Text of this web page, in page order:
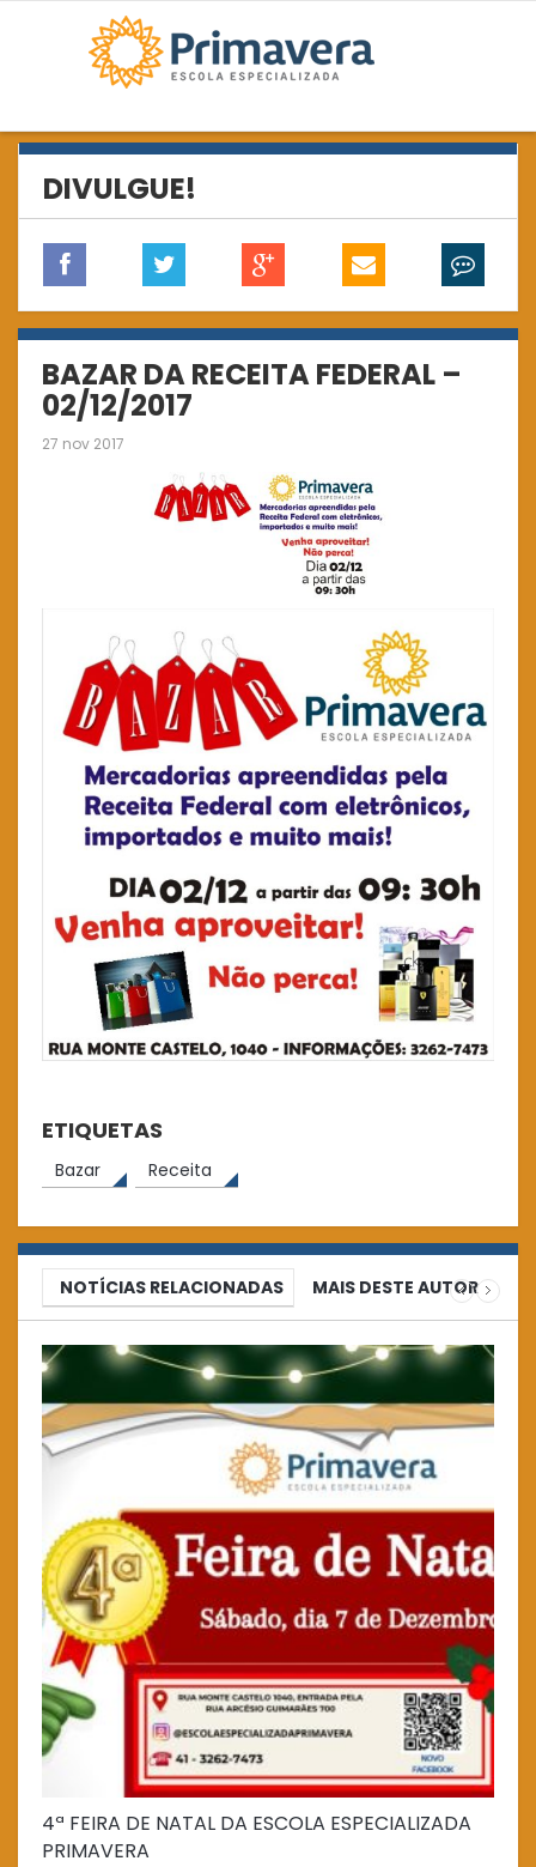
DIVULGUE!
BAZAR DA RECEITA FEDERAL –
02/12/2017
27 nov 2017
ETIQUETAS
Bazar Receita
NOTÍCIAS RELACIONADAS MAIS DESTE AUTOR
4ª FEIRA DE NATAL DA ESCOLA ESPECIALIZADA
PRIMAVERA